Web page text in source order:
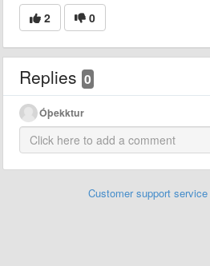
2 0
Replies 0
Óþekktur
Customer support service